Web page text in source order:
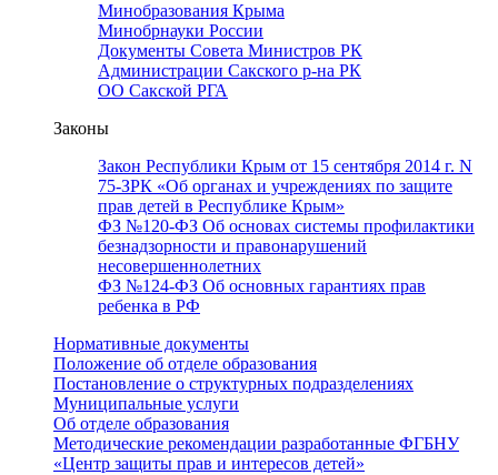
Минобразования Крыма
Минобрнауки России
Документы Совета Министров РК
Администрации Сакского р-на РК
ОО Сакской РГА
Законы
Закон Республики Крым от 15 сентября 2014 г. N
75-ЗРК «Об органах и учреждениях по защите
прав детей в Республике Крым»
ФЗ №120-ФЗ Об основах системы профилактики
безнадзорности и правонарушений
несовершеннолетних
ФЗ №124-ФЗ Об основных гарантиях прав
ребенка в РФ
Нормативные документы
Положение об отделе образования
Постановление о структурных подразделениях
Муниципальные услуги
Об отделе образования
Методические рекомендации разработанные ФГБНУ
«Центр защиты прав и интересов детей»